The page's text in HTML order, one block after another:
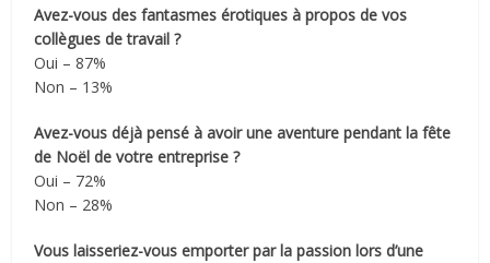
Avez-vous des fantasmes érotiques à propos de vos
collègues de travail ?
Oui – 87%
Non – 13%
Avez-vous déjà pensé à avoir une aventure pendant la fête
de Noël de votre entreprise ?
Oui – 72%
Non – 28%
Vous laisseriez-vous emporter par la passion lors d’une